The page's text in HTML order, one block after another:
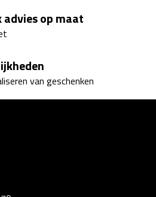
advies op maat
van geschenken